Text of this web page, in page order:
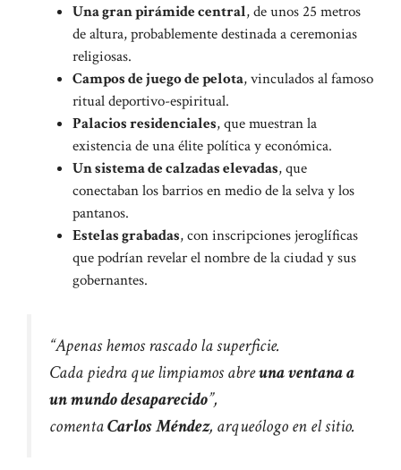
Una gran pirámide central, de unos 25 metros
de altura, probablemente destinada a ceremonias
religiosas.
Campos de juego de pelota, vinculados al famoso
ritual deportivo-espiritual.
Palacios residenciales, que muestran la
existencia de una élite política y económica.
Un sistema de calzadas elevadas, que
conectaban los barrios en medio de la selva y los
pantanos.
Estelas grabadas, con inscripciones jeroglíficas
que podrían revelar el nombre de la ciudad y sus
gobernantes.
“Apenas hemos rascado la superficie.
Cada piedra que limpiamos abreuna ventana a
un mundo desaparecido”,
comentaCarlos Méndez, arqueólogo en el sitio.